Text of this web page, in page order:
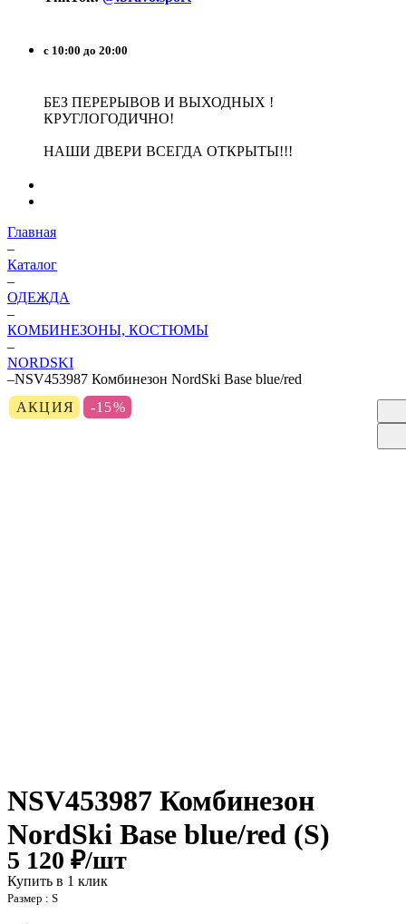
с 10:00 до 20:00
БЕЗ ПЕРЕРЫВОВ И ВЫХОДНЫХ !
КРУГЛОГОДИЧНО!
НАШИ ДВЕРИ ВСЕГДА ОТКРЫТЫ!!!
Главная
–
Каталог
–
ОДЕЖДА
–
КОМБИНЕЗОНЫ, КОСТЮМЫ
–
NORDSKI
–NSV453987 Комбинезон NordSki Base blue/red
АКЦИЯ
-15%
NSV453987 Комбинезон
NordSki Base blue/red (S)
5 120 ₽/шт
Купить в 1 клик
Размер : S